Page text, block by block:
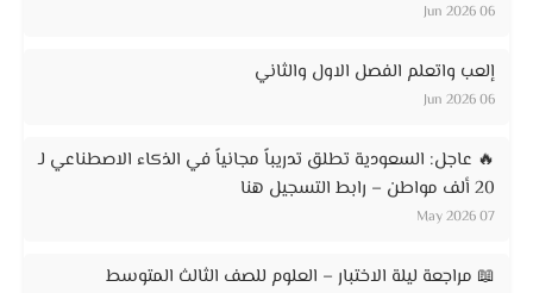
06 Jun 2026
إلعب واتعلم الفصل الاول والثاني
06 Jun 2026
🔥 عاجل: السعودية تطلق تدريباً مجانياً في الذكاء الاصطناعي لـ
20 ألف مواطن – رابط التسجيل هنا
07 May 2026
📖 مراجعة ليلة الاختبار – العلوم للصف الثالث المتوسط